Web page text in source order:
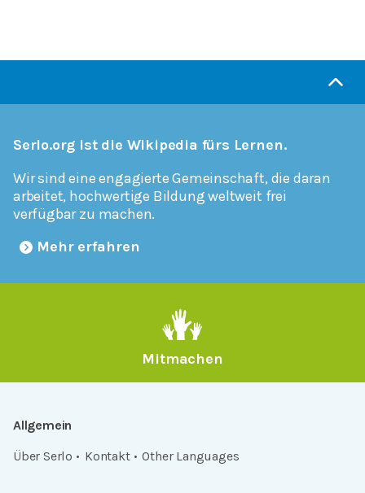
Serlo.org ist die Wikipedia fürs Lernen.
Wir sind eine engagierte Gemeinschaft, die daran
arbeitet, hochwertige Bildung weltweit frei
verfügbar zu machen.
Mehr erfahren
Mitmachen
Allgemein
Über Serlo
Kontakt Other Languages